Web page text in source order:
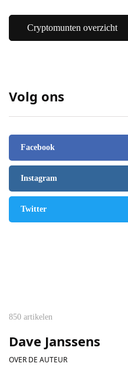
Cryptomunten overzicht
Volg ons
Facebook
Instagram
Twitter
850 artikelen
Dave Janssens
OVER DE AUTEUR